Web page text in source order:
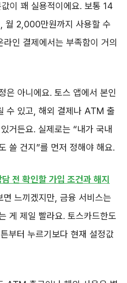
이 꽤 실용적이에요. 보통 14
월 2,000만원까지 사용할 수
인 결제에서는 부족함이 거의
은 아니에요. 토스 앱에서 본인
수 있고, 해외 결제나 ATM 출
거든요. 실제로는 “내가 국내
쓸 건지”를 먼저 정해야 해요.
전 확인할 가입 조건과 해지
면 느끼겠지만, 금융 서비스는
게 제일 빨라요. 토스카드한도
부터 누르기보다 현재 설정값